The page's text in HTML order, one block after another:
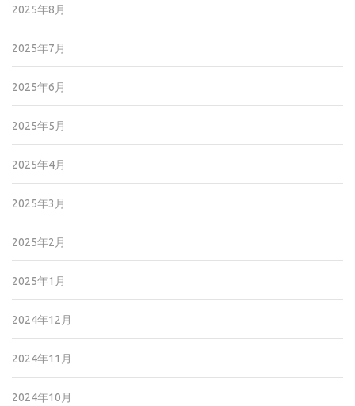
2025年8月
2025年7月
2025年6月
2025年5月
2025年4月
2025年3月
2025年2月
2025年1月
2024年12月
2024年11月
2024年10月